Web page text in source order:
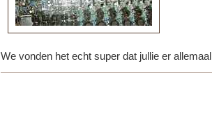
We vonden het echt super dat jullie er